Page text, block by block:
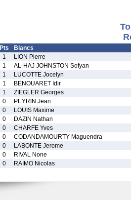
Pts
Blancs
1
LION Pierre
1
AL-HAJ JOHNSTON Sofyan
1
LUCOTTE Jocelyn
1
BENOUARET Idir
1
ZIEGLER Georges
0
PEYRIN Jean
0
LOUIS Maxime
0
DAZIN Nathan
0
CHARFE Yves
0
CODANDAMOURTY Maguendra
0
LABONTE Jerome
0
RIVAL None
0 RAIMO Nicolas